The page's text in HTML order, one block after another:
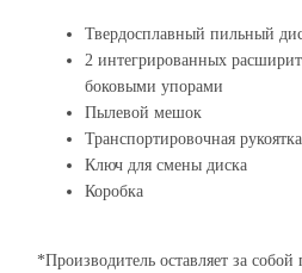
Твердосплавный пильный
2 интегрированных
боковыми упорами
Пылевой мешок
Транспортировочная рукоятка
Ключ для смены диска
Коробка
*Производитель оставляет за